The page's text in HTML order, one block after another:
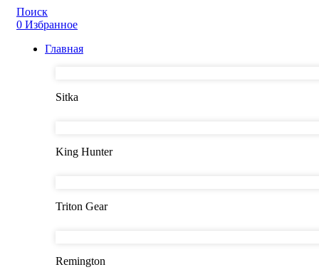
Поиск
0 Избранное
Главная
Sitka
King Hunter
Triton Gear
Remington